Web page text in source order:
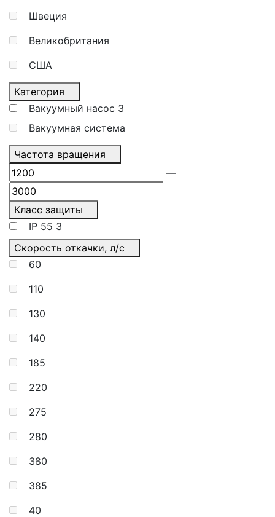
Швеция
Великобритания
США
Категория
Вакуумный насос 3
Вакуумная система
Частота вращения
—
Класс защиты
IP 55 3
Скорость откачки, л/с
60
110
130
140
185
220
275
280
380
385
40